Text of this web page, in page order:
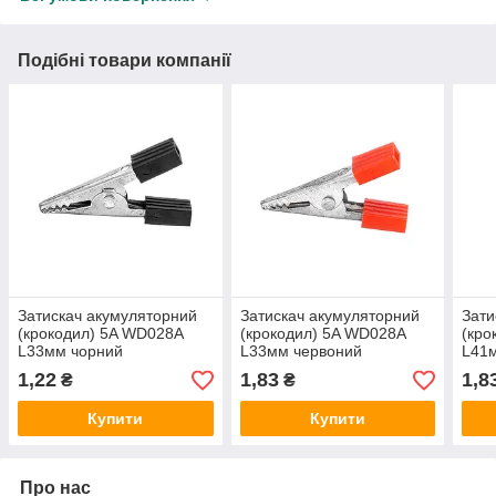
Подібні товари компанії
Затискач акумуляторний
(крокодил) 5A WD028А
L33мм чорний
1,22 ₴
Купити
Затискач акумуляторний
(крокодил) 5A WD028А
L33мм червоний
1,83₴
Купити
Про нас